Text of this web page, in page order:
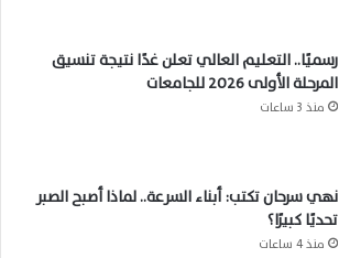
رسميًا.. التعليم العالي تعلن غدًا نتيجة تنسيق
المرحلة الأولى 2026 للجامعات
منذ 3 ساعات
نهي سرحان تكتب: أبناء السرعة.. لماذا أصبح الصبر
تحديًا كبيرًا؟
منذ 4 ساعات